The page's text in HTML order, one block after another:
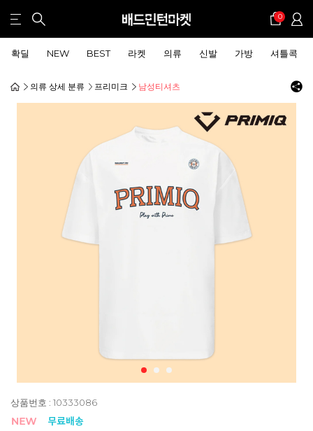
0
확딜 NEW BEST 라켓 의류 신발 가방 셔틀콕
의류 상세 분류 프리미크 남성티셔츠
상품번호 : 10333086